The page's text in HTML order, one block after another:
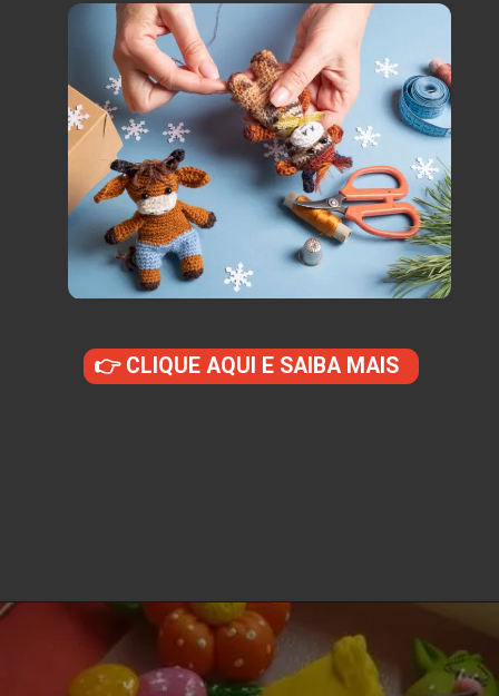
👉 CLIQUE AQUI E SAIBA MAIS